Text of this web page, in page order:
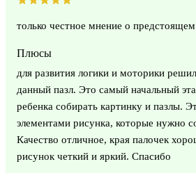
только честное мнение о предстоящем
Плюсы
для развития логики и моторики
данный пазл. Это самый начальный
ребенка собирать картинку и пазлы.
элементами рисунка, которые нужно
Качество отличное, края палочек
рисунок четкий и яркий. Спасибо